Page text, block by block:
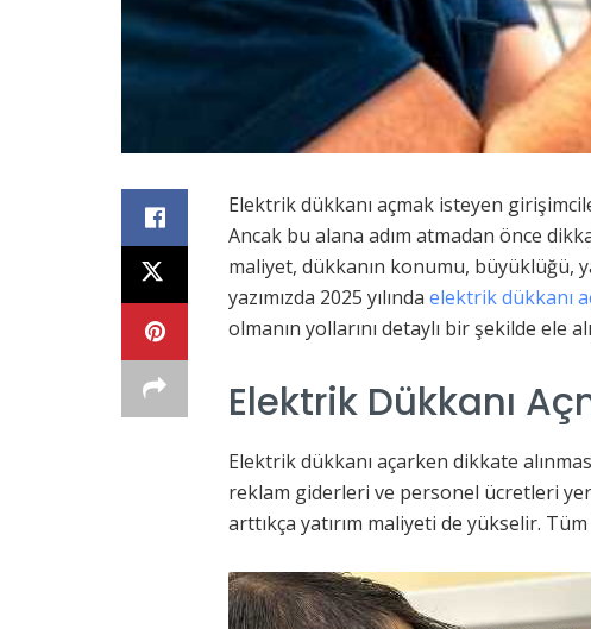
Elektrik dükkanı açmak isteyen
Ancak bu alana adım atmadan önce
maliyet, dükkanın konumu, büyüklüğü,
yazımızda 2025 yılında elektrik dükkanı
olmanın yollarını detaylı bir şekilde ele
Elektrik Dükkanı
Elektrik dükkanı açarken dikkate
reklam giderleri ve personel ücretleri
arttıkça yatırım maliyeti de yükselir.